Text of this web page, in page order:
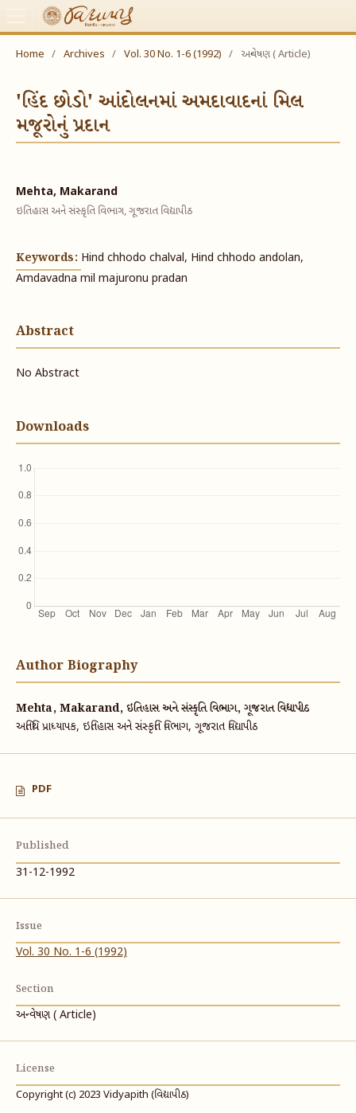
Home / Archives / Vol. 30 No. 1-6 (1992) / અન્વેષણ ( Article)
'હિંદ છોડો' આંદોલનમાં અમદાવાદનાં મિલ
મજૂરોનું પ્રદાન
Mehta, Makarand
ઇતિહાસ અને સંસ્કૃતિ વિભાગ, ગૂજરાત વિદ્યાપીઠ
Keywords: Hind chhodo chalval, Hind chhodo andolan,
Amdavadna mil majuronu pradan
Abstract
No Abstract
Downloads
Author Biography
Mehta, Makarand, ઇતિહાસ અને સંસ્કૃતિ વિભાગ, ગૂજરાત વિદ્યાપીઠ
અતિથિ પ્રાધ્યાપક, ઇતિહાસ અને સંસ્કૃતિ વિભાગ, ગૂજરાત વિદ્યાપીઠ
PDF
Published
31-12-1992
Issue
Vol. 30 No. 1-6 (1992)
Section
અન્વેષણ ( Article)
License
Copyright (c) 2023 Vidyapith (વિદ્યાપીઠ)